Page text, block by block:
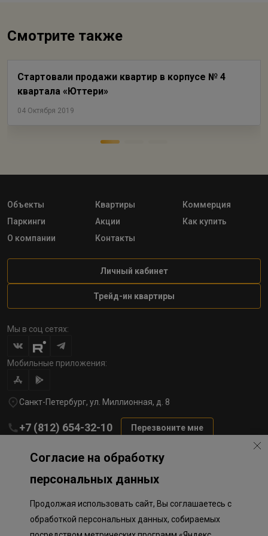
Смотрите также
Стартовали продажи квартир в корпусе № 4
квартала «Юттери»
04 Октября 2019
Объекты Квартиры
Коммерция
Паркинги
Акции
Как купить
О компании
Контакты
Личный кабинет
Трейд-ин квартиры
Мы в соц сетях:
Мобильные приложения:
Санкт-Петербург, ул. Миллионная, д. 8
+7 (812) 654-32-10 Перезвоните мне
Политика обработки персональных данных
Информация о плановом направлении средств
на строительство соц.объектов в Окле
Согласие на обработку
персональных данных
Продолжая использовать сайт, Вы соглашаетесь с
обработкой персональных данных, собираемых